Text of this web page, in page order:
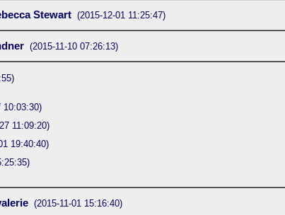
Stewart (2015-12-01 11:25:47)
(2015-11-10 07:26:13)
10:03:30)
11:09:20)
19:40:40)
(2015-11-01 15:16:40)